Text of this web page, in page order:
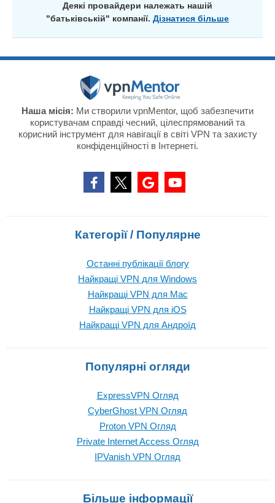
Деякі провайдери належать нашій
"батьківській" компанії. Дізнатися більше
Наша місія: Ми створили vpnMentor, щоб забезпечити
користувачам справді чесний, цілеспрямований та
корисний інструмент для навігації в світі VPN та захисту
конфіденційності в Інтернеті.
Категорії / Популярне
Останні публікації блогу
Найкращі VPN для Windows
Найкращі VPN для Mac
Найкращі VPN для iOS
Найкращі VPN для Андроїд
Популярні огляди
ExpressVPN Огляд
CyberGhost VPN Огляд
Proton VPN Огляд
Private Internet Access Огляд
IPVanish VPN Огляд
Більше інформації